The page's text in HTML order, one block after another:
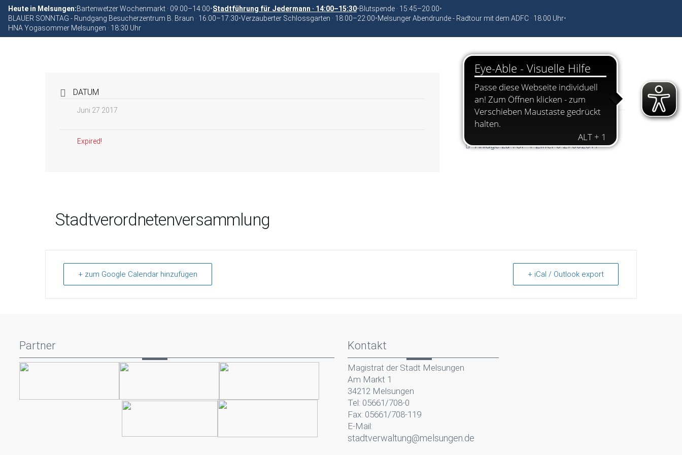
Heute in Melsungen:Bartenwetzer Wochenmarkt · 09:00–14:00•Stadtführung für Jedermann · 14:00–15:30•Blutspende · 15:45–20:00•
BLAUER SONNTAG - Rundgang Besucherzentrum B. Braun · 16:00–17:30•Verzauberter Schlossgarten · 18:00–22:00•Melsunger Abendrunde - Radtour mit dem ADFC · 18:00 Uhr•
HNA Yogasommer Melsungen · 18:30 Uhr
DATUM
Juni 27 2017
Expired!
Dokumente
Protokoll 27062017
Anlage zu TOP 1 Ziffer 6 27062017
Stadtverordnetenversammlung
+ zum Google Calendar hinzufügen + iCal / Outlook export
Partner Kontakt
Magistrat der Stadt Melsungen
Am Markt 1
34212 Melsungen
Tel: 05661/708-0
Fax: 05661/708-119
E-Mail:
stadtverwaltung@melsungen.de